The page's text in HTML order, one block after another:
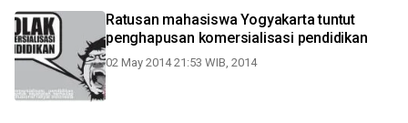
Ratusan mahasiswa Yogyakarta tuntut
penghapusan komersialisasi pendidikan
02 May 2014 21:53 WIB, 2014